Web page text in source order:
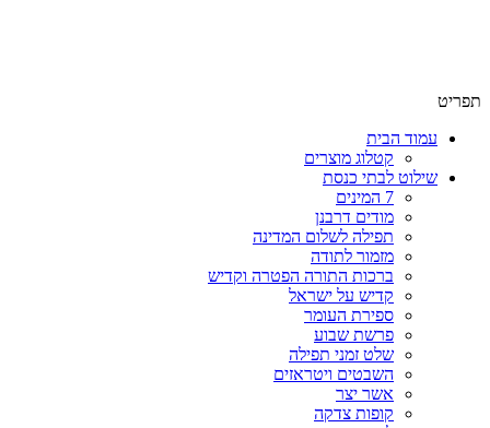
תפריט
עמוד הבית
קטלוג מוצרים
שילוט לבתי כנסת
7 המינים
מודים דרבנן
תפילה לשלום המדינה
מזמור לתודה
ברכות התורה הפטרה וקדיש
קדיש על ישראל
ספירת העומר
פרשת שבוע
שלט זמני תפילה
השבטים ויטראזים
אשר יצר
קופות צדקה